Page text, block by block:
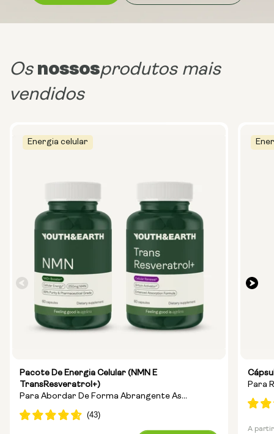
Osnossosprodutos mais
vendidos
Energia celular
Pacote De Energia Celular (NMN E
TransResveratrol+)
Para Abordar De Forma Abrangente As
Questões Relacionadas Com A Energia, A
Reparação Do ADN E O Antienvelhecimento
Para
A